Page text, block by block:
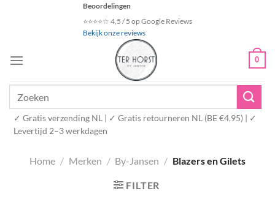
Beoordelingen
⭐⭐⭐⭐☆ 4,5 / 5 op Google Reviews
Bekijk onze reviews
0
✓ Gratis verzending NL | ✓ Gratis retourneren NL (BE €4,95) | ✓
Levertijd 2–3 werkdagen
Home / Merken / By-Jansen / Blazers en Gilets
FILTER